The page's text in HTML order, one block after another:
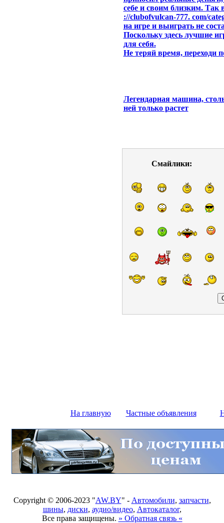
себе и своим близким. Так
://clubofvulcan-777. com/
на игре и выиграть не
Поскольку здесь лучшие
для себя.
Не теряй время, переходи
Легендарная машина,
ней только растет
Смайлики:
На главную Частные объявления
Copyright © 2006-2023 "AW.BY" - Автомобили, запчасти,
шины, диски, аудио/видео, Автокаталог,
Все права защищены. » Обратная связь «